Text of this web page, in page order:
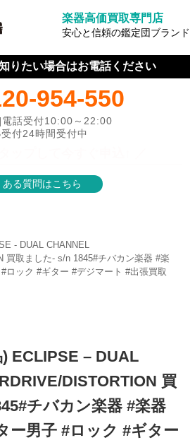
楽器高価買取専門店
安心と信頼の鑑定団ブランド
りたい場合はお電話ください
954-550
電話受付10:00～22:00
付24時間受付中
ある質問はこちら
- DUAL CHANNEL
買取ました- s/n 1845#チバカン楽器 #楽
ロック #ギター #デジマート #出張買取
ECLIPSE – DUAL
DISTORTION 買
チバカン楽器 #楽器
ー男子 #ロック #ギター